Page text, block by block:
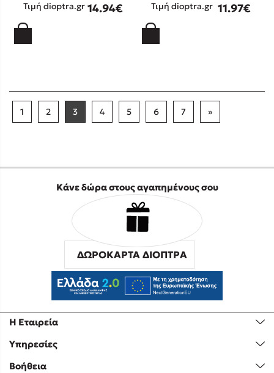
Τιμή dioptra.gr 14.94€ Τιμή dioptra.gr 11.97€
1 2 3 4 5 6 7 »
Η Εταιρεία
Υπηρεσίες
Βοήθεια
Κάνε δώρα στους αγαπημένους σου
ΔΩΡΟΚΑΡΤΑ ΔΙΟΠΤΡΑ